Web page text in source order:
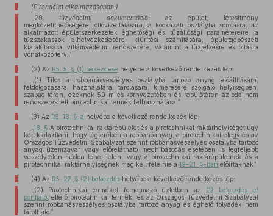
(E rendelet alkalmazásában:)
„29.tűzvédelmi dokumentáció:
az épület, létesítmény
megközelíthetőségére, oltóvízellátására, a kockázati osztályba sorolásra, az
alkalmazott épületszerkezetek éghetőségi és tűzállósági paramétereire, a
tűzszakaszok elhelyezkedésére, kiürítési számítására, épületgépészeti
kialakítására, villámvédelmi rendszerére, valamint a tűzjelzésre és oltásra
vonatkozó terv,”
(2) Az R5. 5. § (1) bekezdése helyébe a következő rendelkezés lép:
„(1) Tilos a robbanásveszélyes osztályba tartozó anyag előállítására,
feldolgozására, használatára, tárolására, kimérésére szolgáló helyiségben,
szabad téren, ezeknek 50 m-es környezetében és repülőtéren az oda nem
rendszeresített pirotechnikai termék felhasználása.”
(3) Az R5. 18. §-a helyébe a következő rendelkezés lép:
18. § A pirotechnikai raktárépületet és a pirotechnikai raktárhelyiséget úgy
kell kialakítani, hogy légterében a robbanóanyag, a pirotechnikai elegy és az
Országos Tűzvédelmi Szabályzat szerint robbanásveszélyes osztályba tartozó
anyag üzemzavar vagy előrelátható meghibásodás esetében is legfeljebb
veszélytelen módon lehet jelen, vagy a pirotechnikai raktárépületnek és a
pirotechnikai raktárhelyiségnek meg kell felelnie a 19–21. §-ban előírtaknak.”
(4) Az R5. 27. § (2) bekezdéshelyébe a következő rendelkezés lép:
„(2) Pirotechnikai terméket forgalmazó üzletben az (1) bekezdés a)
pontjától eltérő pirotechnikai termék, és az Országos Tűzvédelmi Szabályzat
szerint robbanásveszélyes osztályba tartozó anyag és éghető folyadék nem
tárolható.”